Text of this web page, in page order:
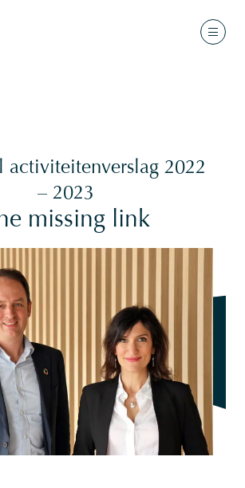
activiteitenverslag 2022
– 2023
missing link